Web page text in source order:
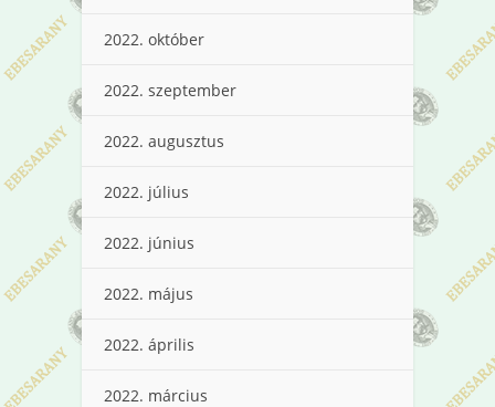
2022. október
2022. szeptember
2022. augusztus
2022. július
2022. június
2022. május
2022. április
2022. március